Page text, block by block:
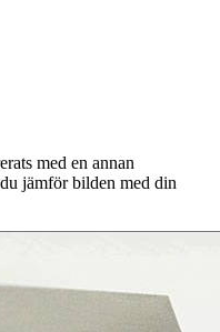
med en annan
jämför bilden med din